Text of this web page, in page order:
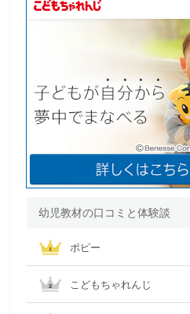
幼児教材の口コミと体験談
ポピー
こどもちゃれんじ